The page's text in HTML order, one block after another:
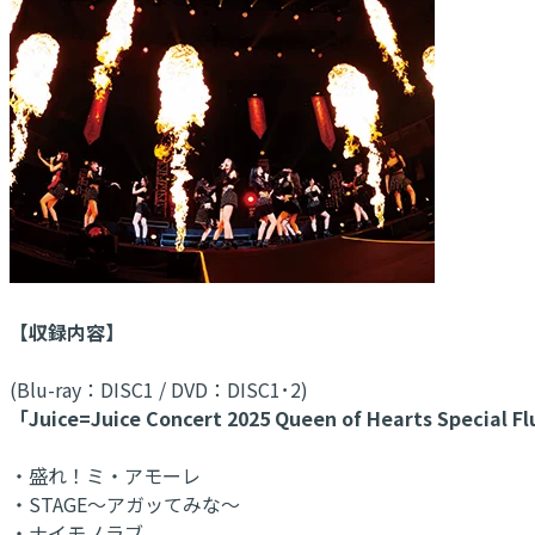
【収録内容】
(Blu-ray：DISC1 / DVD：DISC1･2)
「Juice=Juice Concert 2025 Queen of Hearts Special
・盛れ！ミ・アモーレ
・STAGE～アガッてみな～